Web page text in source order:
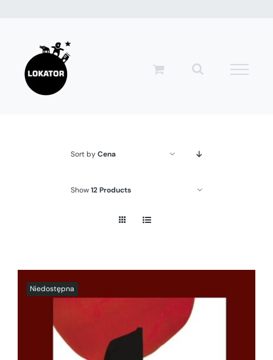
zawartości
Sort byCena
Show12 Products